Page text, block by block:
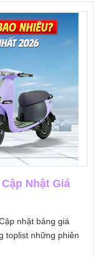
Nhật Giá
nhật bảng giá
toplist những phiên